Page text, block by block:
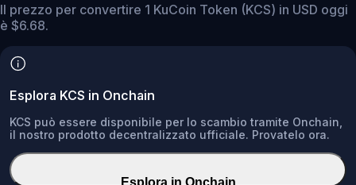
Il prezzo per convertire 1 KuCoin Token (KCS) in USD oggi
è $6.68.
Esplora KCS in Onchain
KCS può essere disponibile per lo scambio tramite Onchain,
il nostro prodotto decentralizzato ufficiale. Provatelo ora.
Esplora in Onchain